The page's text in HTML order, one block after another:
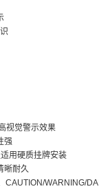
视觉警示效果
强
用硬质挂牌安装
晰耐久
CAUTION/WARNING/